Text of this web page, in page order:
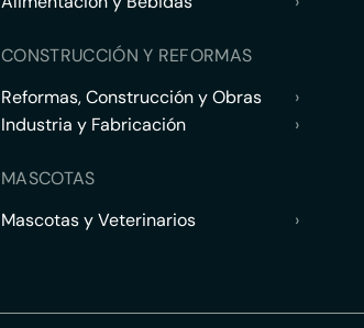
CONSTRUCCIÓN Y REFORMAS
Reformas, Construcción y Obras
›
Industria y Fabricación
›
MASCOTAS
Mascotas y Veterinarios
›